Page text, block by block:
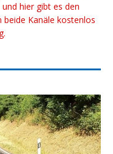
hier gibt es den
beide Kanäle kostenlos